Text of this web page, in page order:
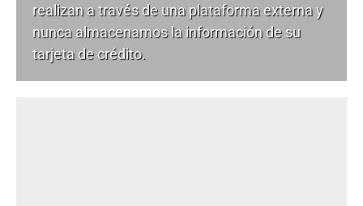
realizan a través de una plataforma externa y
nunca almacenamos la información de su
tarjeta de crédito.